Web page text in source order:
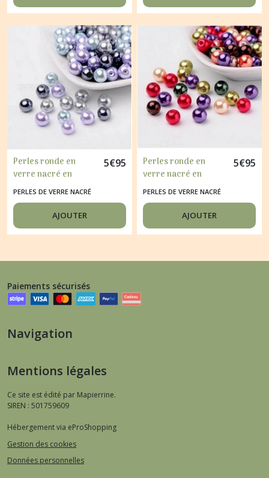
Perles ronde en
verre nacré en
mélange coloris
assortis 6 mm BLEU
MAUVE GRIS.
5€95
PERLES DE VERRE NACRÉ
AJOUTER
Perles ronde en
verre nacré en
mélange coloris
assortis 6 mm
MULTICOLORE B.
5€95
PERLES DE VERRE NACRÉ
AJOUTER
Paiements sécurisés
Navigation
Mentions légales
Ce site est édité par Mapierrine.
SIREN : 501759609
Hébergement via eProShopping
Gestion des cookies
Données personnelles